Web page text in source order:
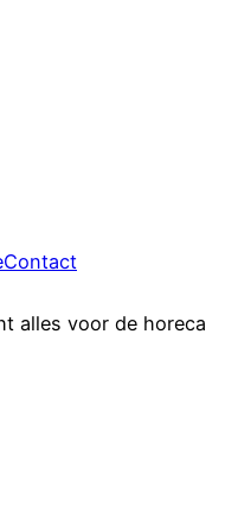
Contact
alles voor de horeca